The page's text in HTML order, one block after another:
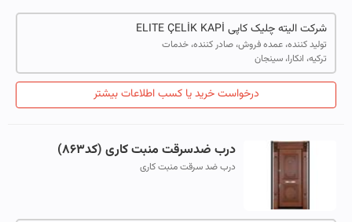
شرکت الیته چلیک کاپی ELITE ÇELİK KAPİ
تولید کننده، عمده فروش، صادر کننده، خدمات
ترکیه، انکارا، سینجان
درخواست خرید یا کسب اطلاعات بیشتر
درب ضدسرقت منبت کاری (کد۸۶۳)
درب ضد سرقت منبت کاری